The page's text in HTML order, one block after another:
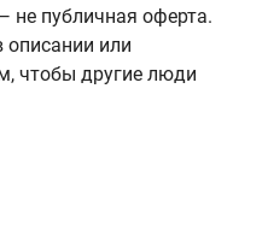
не публичная оферта.
описании или
чтобы другие люди